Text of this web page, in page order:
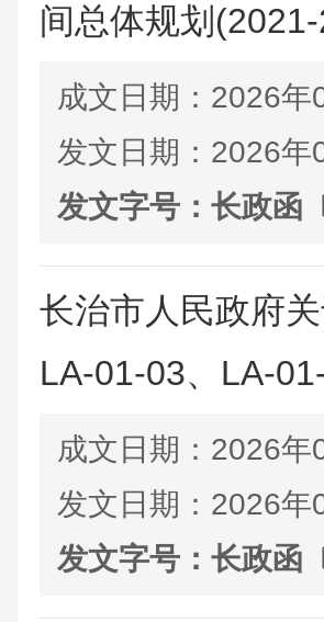
间总体规划
成文日期： 2026年
发文日期： 2026年
发文字号： 长政函
长治市人民政府
LA-01-03、LA-
成文日期： 2026年
发文日期： 2026年
发文字号： 长政函